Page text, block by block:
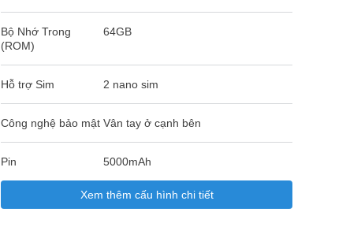
Bộ Nhớ Trong
(ROM)
64GB
Hỗ trợ Sim 2 nano sim
Công nghệ bảo mật Vân tay ở cạnh bên
Pin 5000mAh
Xem thêm cấu hình chi tiết